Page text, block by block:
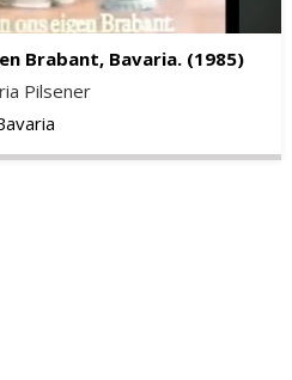
Brabant, Bavaria. (1985)
Pilsener